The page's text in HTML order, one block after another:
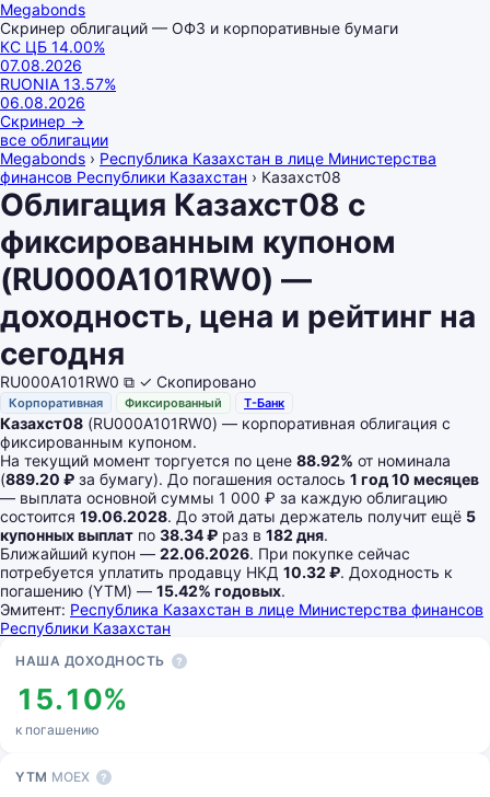
Megabonds
Скринер облигаций — ОФЗ и корпоративные бумаги
КС ЦБ 14.00%
07.08.2026
RUONIA 13.57%
06.08.2026
Скринер →
все облигации
Megabonds › Республика Казахстан в лице Министерства
финансов Республики Казахстан › Казахст08
Облигация Казахст08 с
фиксированным купоном
(RU000A101RW0) —
доходность, цена и рейтинг на
сегодня
RU000A101RW0 ⧉ ✓ Скопировано
Корпоративная Фиксированный Т-Банк
Казахст08 (RU000A101RW0) — корпоративная облигация с
фиксированным купоном.
На текущий момент торгуется по цене 88.92% от номинала
(889.20 ₽ за бумагу). До погашения осталось 1 год 10 месяцев
— выплата основной суммы 1 000 ₽ за каждую облигацию
состоится 19.06.2028. До этой даты держатель получит ещё 5
купонных выплат по 38.34 ₽ раз в 182 дня.
Ближайший купон — 22.06.2026. При покупке сейчас
потребуется уплатить продавцу НКД 10.32 ₽. Доходность к
погашению (YTM) — 15.42% годовых.
Эмитент: Республика Казахстан в лице Министерства финансов
Республики Казахстан
Основные показатели
НАША ДОХОДНОСТЬ ?
15.10%
к погашению
YTM MOEX ?